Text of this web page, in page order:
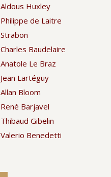
Aldous Huxley
Philippe de Laitre
Strabon
Charles Baudelaire
Anatole Le Braz
Jean Lartéguy
Allan Bloom
René Barjavel
Thibaud Gibelin
Valerio Benedetti